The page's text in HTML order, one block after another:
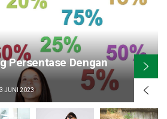
Persentase Dengan
3 JUNI 2023